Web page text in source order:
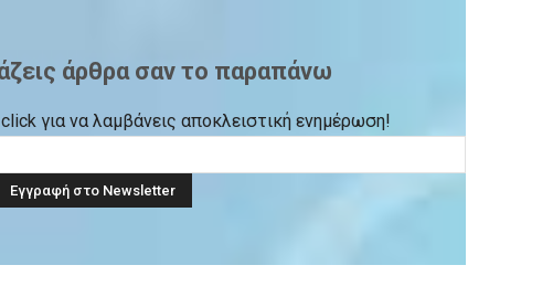
άρθρα σαν το παραπάνω
για να λαμβάνεις αποκλειστική ενημέρωση!